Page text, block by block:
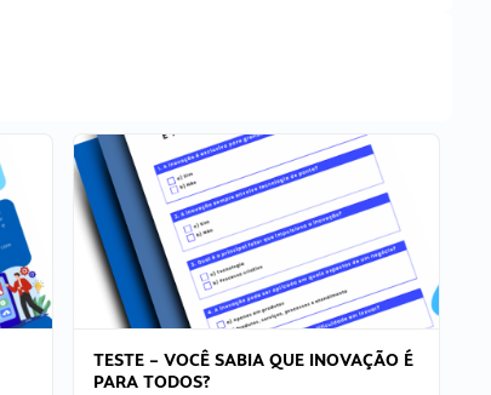
TESTE – VOCÊ SABIA QUE INOVAÇÃO É
PARA TODOS?